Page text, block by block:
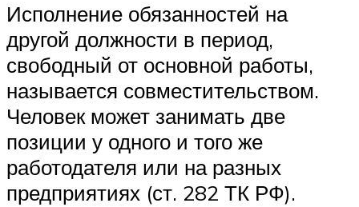
Исполнение обязанностей на
другой должности в период,
свободный от основной работы,
называется совместительством.
Человек может занимать две
позиции у одного и того же
работодателя или на разных
предприятиях (ст. 282 ТК РФ).